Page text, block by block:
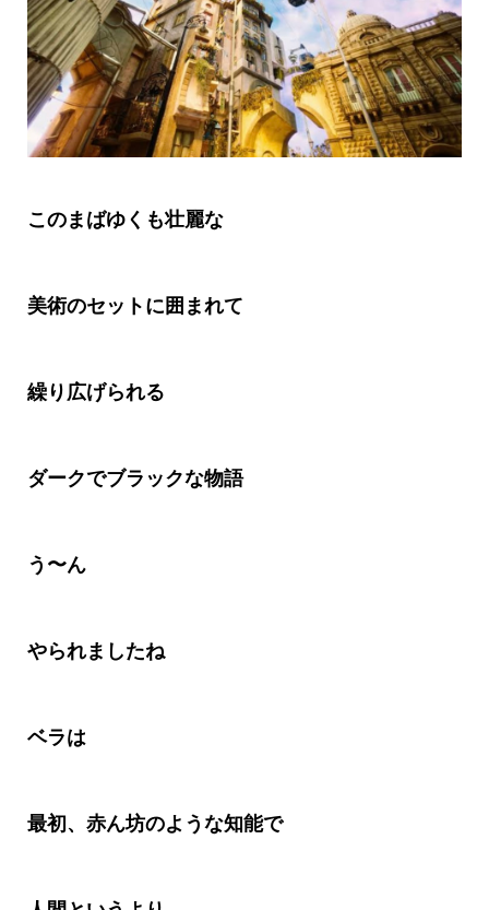
このまばゆくも壮麗な
美術のセットに囲まれて
繰り広げられる
ダークでブラックな物語
う〜ん
やられましたね
ベラは
最初、赤ん坊のような知能で